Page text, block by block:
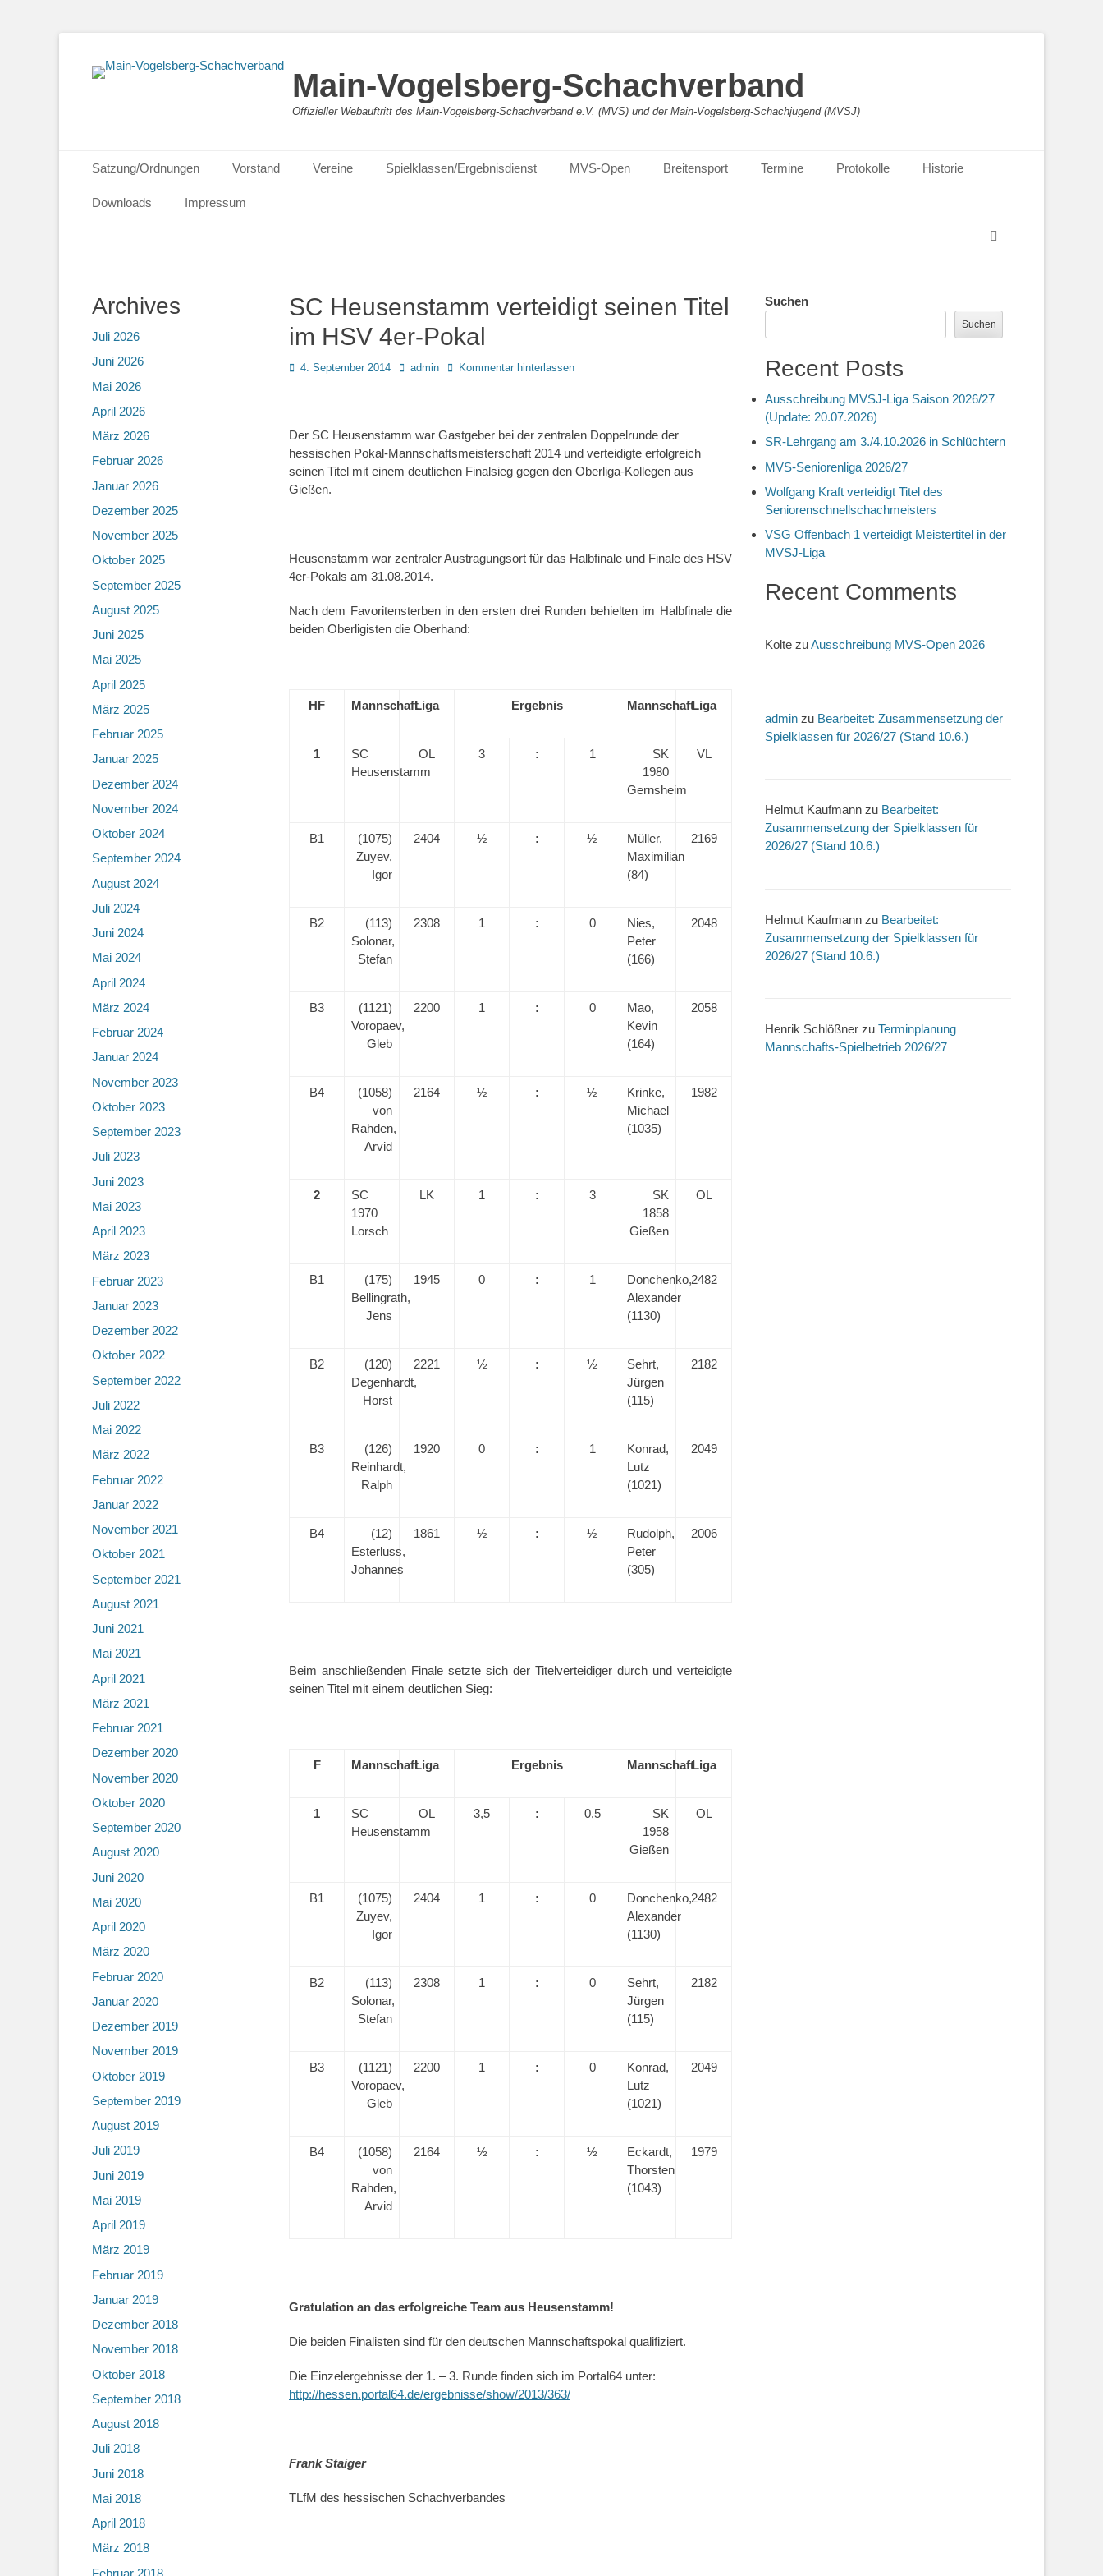
Main-Vogelsberg-Schachverband
Offizieller Webauftritt des Main-Vogelsberg-Schachverband e.V. (MVS) und der Main-Vogelsberg-Schachjugend (MVSJ)
Primäres Menü
Inhalt
springen
Satzung/Ordnungen Vorstand Vereine Spielklassen/Ergebnisdienst MVS-Open Breitensport Termine Protokolle Historie
Downloads
Impressum
SC Heusenstamm verteidigt seinen Titel
im HSV 4er-Pokal
Posted
4. September 2014 Autoradmin Kommentar hinterlassen
Der SC Heusenstamm war Gastgeber bei der zentralen Doppelrunde der
hessischen Pokal-Mannschaftsmeisterschaft 2014 und verteidigte erfolgreich
seinen Titel mit einem deutlichen Finalsieg gegen den Oberliga-Kollegen aus
Gießen.
Heusenstamm war zentraler Austragungsort für das Halbfinale und Finale des HSV
4er-Pokals am 31.08.2014.
Nach dem Favoritensterben in den ersten drei Runden behielten im Halbfinale die
beiden Oberligisten die Oberhand:
HF MannschaftLiga Ergebnis MannschaftLiga
1
SC
Heusenstamm
OL 3 : 1
SK
1980
Gernsheim
VL
B1
(1075)
Zuyev,
Igor
2404 ½ : ½
Müller,
Maximilian
(84)
2169
B2
(113)
Solonar,
Stefan
2308 1 : 0
Nies,
Peter
(166)
2048
B3
(1121)
Voropaev,
Gleb
2200 1 : 0
Mao,
Kevin
(164)
2058
B4
(1058)
von
Rahden,
Arvid
2164 ½ : ½
Krinke,
Michael
(1035)
1982
2
SC
1970
Lorsch
LK 1 : 3
SK
1858
Gießen
OL
B1
(175)
Bellingrath,
Jens
1945 0 : 1
Donchenko,
Alexander
(1130)
2482
B2
(120)
Degenhardt,
Horst
2221 ½ : ½
Sehrt,
Jürgen
(115)
2182
B3
(126)
Reinhardt,
Ralph
1920 0 : 1
Konrad,
Lutz
(1021)
2049
B4
(12)
Esterluss,
Johannes
1861 ½ : ½
Rudolph,
Peter
(305)
2006
Beim anschließenden Finale setzte sich der Titelverteidiger durch und verteidigte
seinen Titel mit einem deutlichen Sieg:
F MannschaftLiga Ergebnis MannschaftLiga
1
SC
Heusenstamm
OL 3,5 : 0,5
SK
1958
Gießen
OL
B1
(1075)
Zuyev,
Igor
2404 1 : 0
Donchenko,
Alexander
(1130)
2482
B2
(113)
Solonar,
Stefan
2308 1 : 0
Sehrt,
Jürgen
(115)
2182
B3
(1121)
Voropaev,
Gleb
2200 1 : 0
Konrad,
Lutz
(1021)
2049
B4
(1058)
von
Rahden,
Arvid
2164 ½ : ½
Eckardt,
Thorsten
(1043)
1979
Gratulation an das erfolgreiche Team aus Heusenstamm!
Die beiden Finalisten sind für den deutschen Mannschaftspokal qualifiziert.
Die Einzelergebnisse der 1. – 3. Runde finden sich im Portal64 unter:
http://hessen.portal64.de/ergebnisse/show/2013/363/
Frank Staiger
TLfM des hessischen Schachverbandes
Suchen
Suchen
Recent Posts
Ausschreibung MVSJ-Liga Saison 2026/27
(Update: 20.07.2026)
SR-Lehrgang am 3./4.10.2026 in Schlüchtern
MVS-Seniorenliga 2026/27
Wolfgang Kraft verteidigt Titel des
Seniorenschnellschachmeisters
VSG Offenbach 1 verteidigt Meistertitel in der
MVSJ-Liga
Recent Comments
Kolte zuAusschreibung MVS-Open 2026
admin zu Bearbeitet: Zusammensetzung der
Spielklassen für 2026/27 (Stand 10.6.)
Helmut Kaufmann zu Bearbeitet:
Zusammensetzung der Spielklassen für
2026/27 (Stand 10.6.)
Helmut Kaufmann zu Bearbeitet:
Zusammensetzung der Spielklassen für
2026/27 (Stand 10.6.)
Henrik Schlößner zu Terminplanung
Mannschafts-Spielbetrieb 2026/27
Archives
Juli 2026
Juni 2026
Mai 2026
April 2026
März 2026
Februar 2026
Januar 2026
Dezember 2025
November 2025
Oktober 2025
September 2025
August 2025
Juni 2025
Mai 2025
April 2025
März 2025
Februar 2025
Januar 2025
Dezember 2024
November 2024
Oktober 2024
September 2024
August 2024
Juli 2024
Juni 2024
Mai 2024
April 2024
März 2024
Februar 2024
Januar 2024
November 2023
Oktober 2023
September 2023
Juli 2023
Juni 2023
Mai 2023
April 2023
März 2023
Februar 2023
Januar 2023
Dezember 2022
Oktober 2022
September 2022
Juli 2022
Mai 2022
März 2022
Februar 2022
Januar 2022
November 2021
Oktober 2021
September 2021
August 2021
Juni 2021
Mai 2021
April 2021
März 2021
Februar 2021
Dezember 2020
November 2020
Oktober 2020
September 2020
August 2020
Juni 2020
Mai 2020
April 2020
März 2020
Februar 2020
Januar 2020
Dezember 2019
November 2019
Oktober 2019
September 2019
August 2019
Juli 2019
Juni 2019
Mai 2019
April 2019
März 2019
Februar 2019
Januar 2019
Dezember 2018
November 2018
Oktober 2018
September 2018
August 2018
Juli 2018
Juni 2018
Mai 2018
April 2018
März 2018
Februar 2018